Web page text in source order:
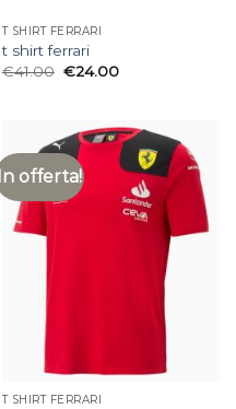
T SHIRT FERRARI
t shirt ferrari
€41.00 €24.00
In offerta!
T SHIRT FERRARI